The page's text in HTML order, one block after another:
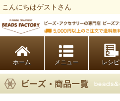
こんにちはゲストさん
ホーム レシピ